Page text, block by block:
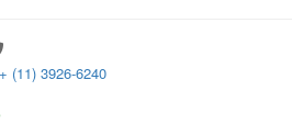
(11) 3926-6240